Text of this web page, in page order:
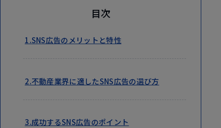
目次
1.SNS広告のメリットと特性
2.不動産業界に適したSNS広告の選び方
3.成功するSNS広告のポイント